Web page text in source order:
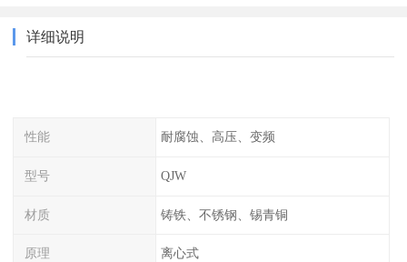
详细说明
性能 耐腐蚀、高压、变频
型号 QJW
材质 铸铁、不锈钢、锡青铜
原理 离心式